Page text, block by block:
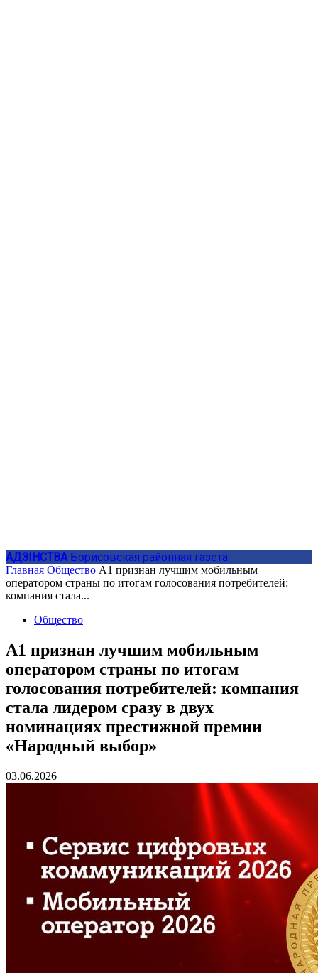
АДЗIНСТВА Борисовская районная газета
Главная Общество А1 признан лучшим мобильным
оператором страны по итогам голосования потребителей:
компания стала...
Общество
А1 признан лучшим мобильным
оператором страны по итогам
голосования потребителей: компания
стала лидером сразу в двух
номинациях престижной премии
«Народный выбор»
03.06.2026